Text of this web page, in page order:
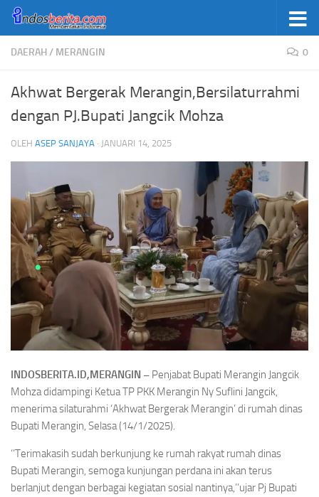
Skip to content
DAERAH/ MERANGIN 0
Akhwat Bergerak Merangin,Bersilaturrahmi
dengan PJ.Bupati Jangcik Mohza
OLEH ASEP SANJAYA · JANUARI 14, 2025
INDOSBERITA.ID,MERANGIN – Penjabat Bupati Merangin Jangcik
Mohza didampingi Ketua TP PKK Merangin Ny Suflini Jangcik,
menerima silaturahmi ‘Akhwat Bergerak Merangin’ di rumah dinas
Bupati Merangin, Selasa (14/1/2025).
‘’Terimakasih sudah berkunjung ke rumah rakyat rumah dinas
Bupati Merangin, semoga kunjungan perdana ini akan terus
berlanjut dengan berbagai kegiatan sosial nantinya,’’ujar Pj Bupati